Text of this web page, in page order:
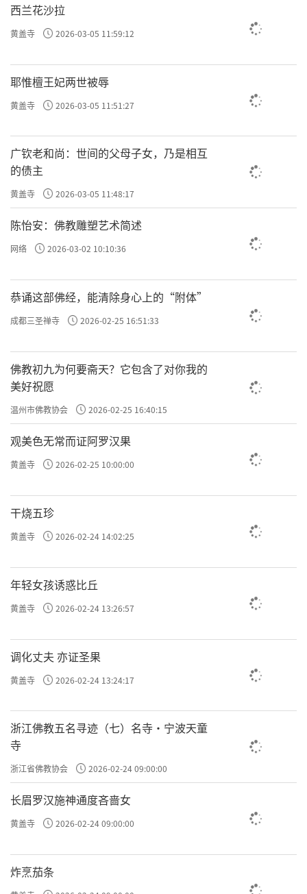
西兰花沙拉
黄盖寺 2026-03-05 11:59:12
耶惟檀王妃两世被辱
黄盖寺 2026-03-05 11:51:27
广钦老和尚：世间的父母子女，乃是相互
的债主
黄盖寺 2026-03-05 11:48:17
陈怡安：佛教雕塑艺术简述
网络 2026-03-02 10:10:36
恭诵这部佛经，能清除身心上的“附体”
成都三圣禅寺 2026-02-25 16:51:33
佛教初九为何要斋天？它包含了对你我的
美好祝愿
温州市佛教协会 2026-02-25 16:40:15
观美色无常而证阿罗汉果
黄盖寺 2026-02-25 10:00:00
干烧五珍
黄盖寺 2026-02-24 14:02:25
年轻女孩诱惑比丘
黄盖寺 2026-02-24 13:26:57
调化丈夫 亦证圣果
黄盖寺 2026-02-24 13:24:17
浙江佛教五名寻迹（七）名寺·宁波天童
寺
浙江省佛教协会 2026-02-24 09:00:00
长眉罗汉施神通度吝啬女
黄盖寺 2026-02-24 09:00:00
炸烹茄条